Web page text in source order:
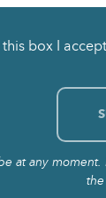
this box I
at any